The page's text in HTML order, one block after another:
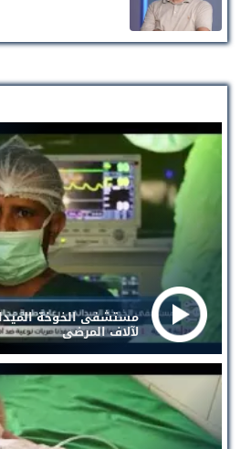
مستشفى الخوخة
لآلاف المرضى